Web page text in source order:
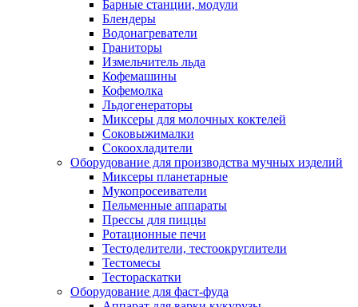
Барные станции, модули
Блендеры
Водонагреватели
Граниторы
Измельчитель льда
Кофемашины
Кофемолка
Льдогенераторы
Миксеры для молочных коктелей
Соковыжималки
Сокоохладители
Оборудование для производства мучных изделий
Миксеры планетарные
Мукопросеиватели
Пельменные аппараты
Прессы для пиццы
Ротационные печи
Тестоделители, тестоокруглители
Тестомесы
Тестораскатки
Оборудование для фаст-фуда